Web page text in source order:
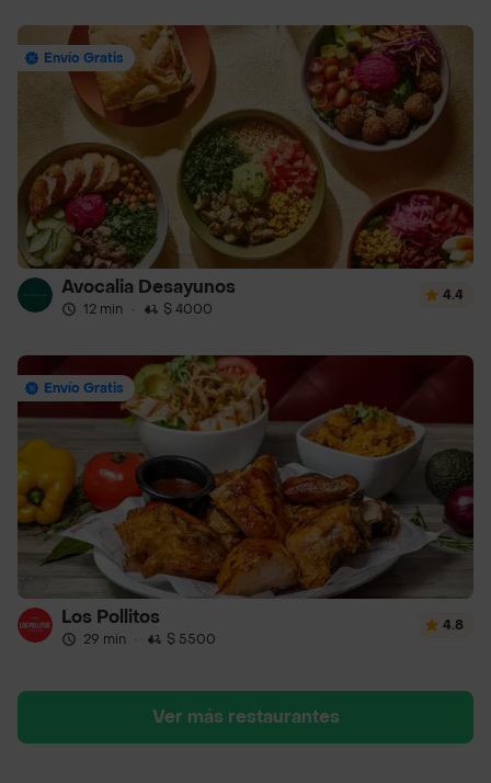
Envío Gratis
Avocalia Desayunos
12 min · $ 4000
4.4
Envío Gratis
Los Pollitos
29 min · $ 5500
4.8
Ver más restaurantes